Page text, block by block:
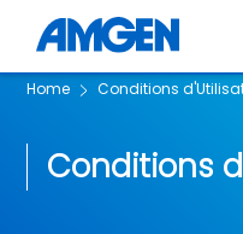
Home Conditions
Conditions